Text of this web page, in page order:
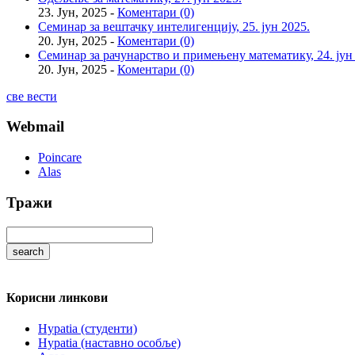
23. Јун, 2025 - Коментари (0)
Семинар за вештачку интелигенцију, 25. јун 2025.
20. Јун, 2025 - Коментари (0)
Семинар за рачунарство и примењену математику, 24. јун
20. Јун, 2025 - Коментари (0)
све вести
Webmail
Poincare
Alas
Тражи
Корисни линкови
Hypatia (студенти)
Hypatia (наставно особље)